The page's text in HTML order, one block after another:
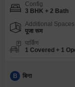
Config
3 BHK + 2 Bath
Additional Spaces
पूजा रूम
पार्किंग
1 Covered + 1
B बिना